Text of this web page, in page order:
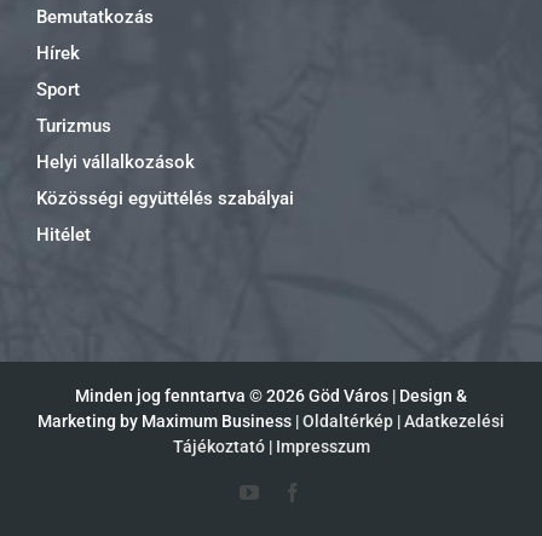
Bemutatkozás
Hírek
Sport
Turizmus
Helyi vállalkozások
Közösségi együttélés szabályai
Hitélet
Minden jog fenntartva ©2026 Göd Város | Design &
Marketing by Maximum Business |Oldaltérkép |Adatkezelési
Tájékoztató| Impresszum
YouTube